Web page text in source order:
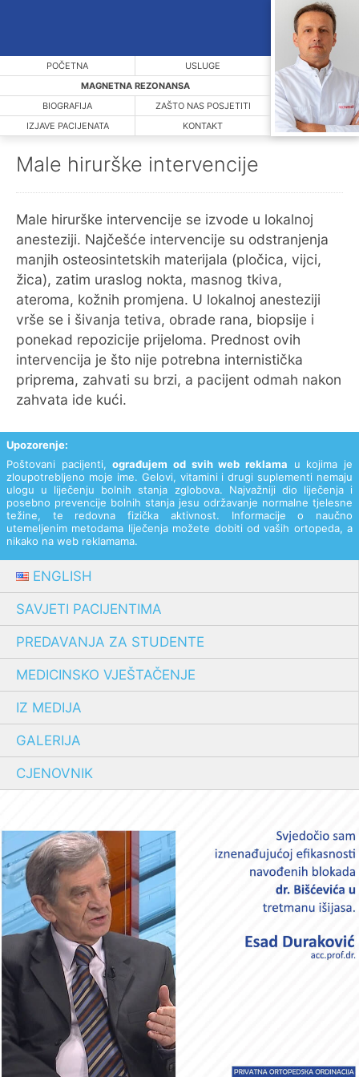
POČETNA
USLUGE
MAGNETNA REZONANSA
BIOGRAFIJA
ZAŠTO NAS POSJETITI
IZJAVE PACIJENATA
KONTAKT
Male hirurške intervencije
Male hirurške intervencije se izvode u lokalnoj
anesteziji. Najčešće intervencije su odstranjenja
manjih osteosintetskih materijala (pločica, vijci,
žica), zatim uraslog nokta, masnog tkiva,
ateroma, kožnih promjena. U lokalnoj anesteziji
vrše se i šivanja tetiva, obrade rana, biopsije i
ponekad repozicije prijeloma. Prednost ovih
intervencija je što nije potrebna internistička
priprema, zahvati su brzi, a pacijent odmah nakon
zahvata ide kući.
Upozorenje:
Poštovani pacijenti,ograđujem od svih web reklama u kojima je
zloupotrebljeno moje ime. Gelovi, vitamini i drugi suplementi nemaju
ulogu u liječenju bolnih stanja zglobova. Najvažniji dio liječenja i
posebno prevencije bolnih stanja jesu održavanje normalne tjelesne
težine, te redovna fizička aktivnost. Informacije o naučno
utemeljenim metodama liječenja možete dobiti od vaših ortopeda, a
nikako na web reklamama.
ENGLISH
SAVJETI PACIJENTIMA
PREDAVANJA ZA STUDENTE
MEDICINSKO VJEŠTAČENJE
IZ MEDIJA
GALERIJA
CJENOVNIK